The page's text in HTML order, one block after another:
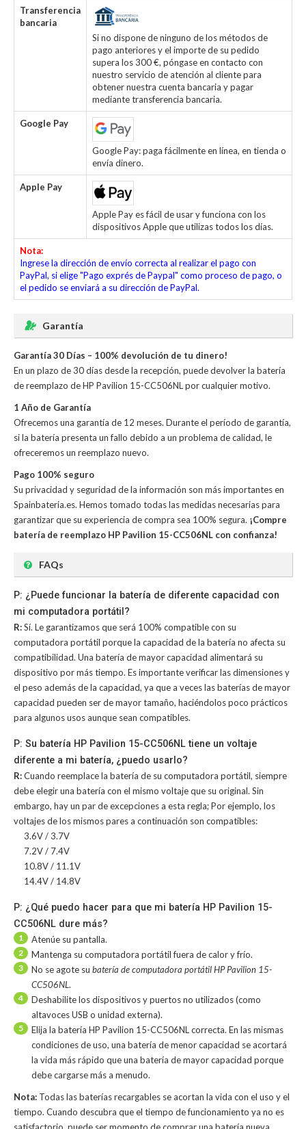
Transferencia
bancaria
Si no dispone de ninguno de los métodos de
pago anteriores y el importe de su pedido
supera los 300 €, póngase en contacto con
nuestro servicio de atención al cliente para
obtener nuestra cuenta bancaria y pagar
mediante transferencia bancaria.
Google Pay
Google Pay: paga fácilmente en línea, en tienda o
envía dinero.
Apple Pay
Apple Pay es fácil de usar y funciona con los
dispositivos Apple que utilizas todos los días.
Nota:
Ingrese la dirección de envío correcta al realizar el pago con
PayPal, si elige "Pago exprés de Paypal" como proceso de pago, o
el pedido se enviará a su dirección de PayPal.
Garantía
Garantía 30 Días – 100% devolución de tu dinero!
En un plazo de 30 días desde la recepción, puede devolver la batería
de reemplazo de HP Pavilion 15-CC506NL por cualquier motivo.
1 Año de Garantía
Ofrecemos una garantía de 12 meses. Durante el período de garantía,
si la batería presenta un fallo debido a un problema de calidad, le
ofreceremos un reemplazo nuevo.
Pago 100% seguro
Su privacidad y seguridad de la información son más importantes en
Spainbateria.es. Hemos tomado todas las medidas necesarias para
garantizar que su experiencia de compra sea 100% segura. ¡Compre
batería de reemplazo HP Pavilion 15-CC506NL con confianza!
FAQs
P: ¿Puede funcionar la batería de diferente capacidad con
mi computadora portátil?
R:Sí. Le garantizamos que será 100% compatible con su
computadora portátil porque la capacidad de la batería no afecta su
compatibilidad. Una batería de mayor capacidad alimentará su
dispositivo por más tiempo. Es importante verificar las dimensiones y
el peso además de la capacidad, ya que a veces las baterías de mayor
capacidad pueden ser de mayor tamaño, haciéndolos poco prácticos
para algunos usos aunque sean compatibles.
P: Su batería HP Pavilion 15-CC506NL tiene un voltaje
diferente a mi batería, ¿puedo usarlo?
R:Cuando reemplace la batería de su computadora portátil, siempre
debe elegir una batería con el mismo voltaje que su original. Sin
embargo, hay un par de excepciones a esta regla; Por ejemplo, los
voltajes de los mismos pares a continuación son compatibles:
3.6V / 3.7V
7.2V / 7.4V
10.8V / 11.1V
14.4V / 14.8V
P: ¿Qué puedo hacer para que mi batería HP Pavilion 15-
CC506NL dure más?
1 Atenúe su pantalla.
2 Mantenga su computadora portátil fuera de calor y frío.
3 No se agote su batería de computadora portátil HP Pavilion 15-
CC506NL.
4
Deshabilite los dispositivos y puertos no utilizados (como
altavoces USB o unidad externa).
5
Elija la batería HP Pavilion 15-CC506NL correcta. En las mismas
condiciones de uso, una batería de menor capacidad se acortará
la vida más rápido que una batería de mayor capacidad porque
debe cargarse más a menudo.
Nota: Todas las baterías recargables se acortan la vida con el uso y el
tiempo. Cuando descubra que el tiempo de funcionamiento ya no es